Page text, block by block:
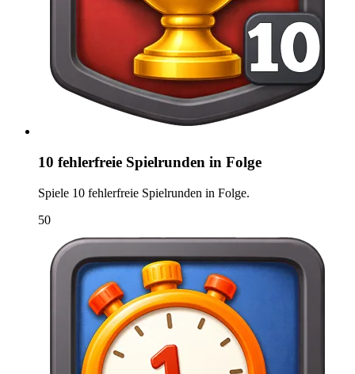
10 fehlerfreie Spielrunden in Folge
Spiele 10 fehlerfreie Spielrunden in Folge.
50